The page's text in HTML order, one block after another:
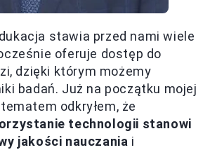
stawia przed nami wiele
oferuje dostęp do
dzięki którym możemy
badań. Już na początku mojej
odkryłem, że
technologii stanowi
jakości nauczania i